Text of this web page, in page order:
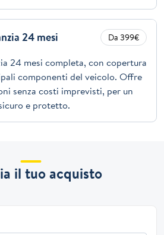
24 mesi Da 399€
24 mesi completa, con copertura
componenti del veicolo. Offre
senza costi imprevisti, per un
e protetto.
il tuo acquisto